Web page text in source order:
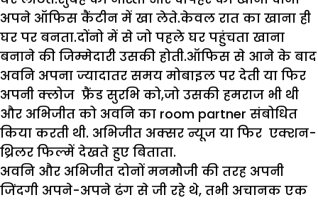
अपने ऑफिस कैंटीन में खा लेते.केवल रात का खाना ही
घर पर बनता.दोंनो में से जो पहले घर पहुंचता खाना
बनाने की जिम्मेदारी उसकी होती.ऑफिस से आने के बाद
अवनि अपना ज्यादातर समय मोबाइल पर देती या फिर
अपनी क्लोज फ्रैंड सुरभि को,जो उसकी हमराज भी थी
और अभिजीत को अवनि का room partner संबोधित
किया करती थी. अभिजीत अक्सर न्यूज या फिर एक्शन-
थ्रिलर फिल्में देखते हुए बिताता.
अवनि और अभिजीत दोनों मनमौजी की तरह अपनी
जिंदगी अपने-अपने ढंग से जी रहे थे, तभी अचानक एक